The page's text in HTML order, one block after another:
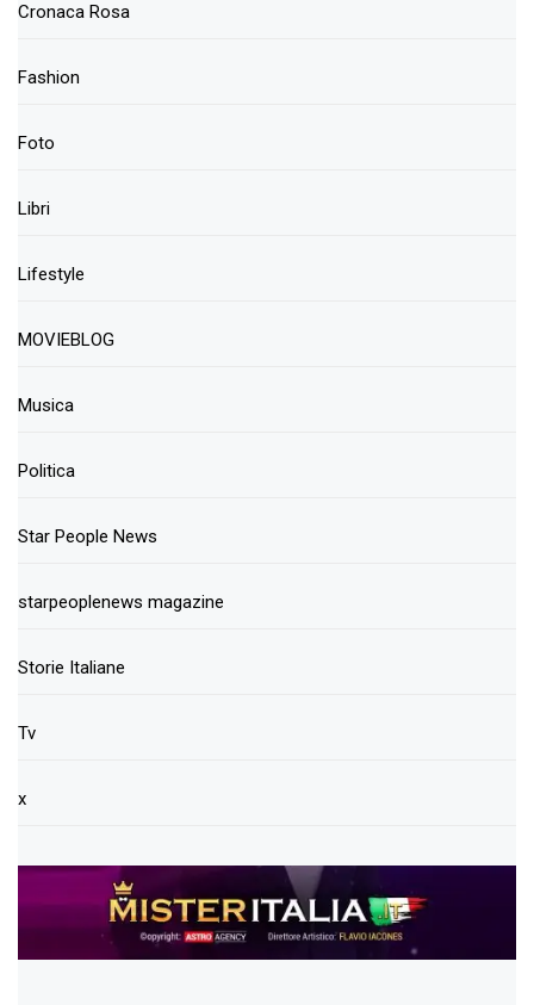
Cronaca Rosa
Fashion
Foto
Libri
Lifestyle
MOVIEBLOG
Musica
Politica
Star People News
starpeoplenews magazine
Storie Italiane
Tv
x